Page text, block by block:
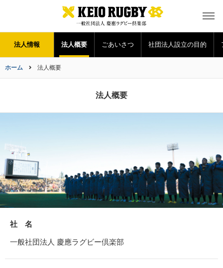
法人情報 法人概要 ごあいさつ 社団法人設立の目的
ホーム 法人概要
法人概要
社 名
一般社団法人 慶應ラグビー倶楽部